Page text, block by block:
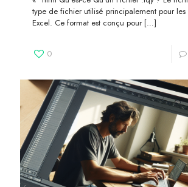
type de fichier utilisé principalement pour
Excel. Ce format est conçu pour […]
0